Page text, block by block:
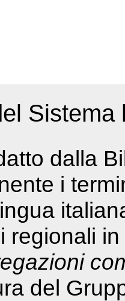
dalla
i
regionali
del